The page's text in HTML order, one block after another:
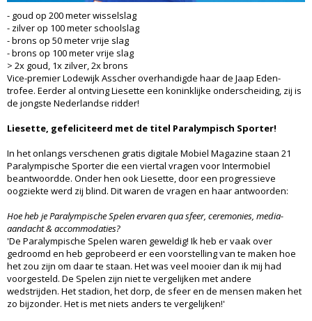
- goud op 200 meter wisselslag
- zilver op 100 meter schoolslag
- brons op 50 meter vrije slag
- brons op 100 meter vrije slag
> 2x goud, 1x zilver, 2x brons
Vice-premier Lodewijk Asscher overhandigde haar de Jaap Eden-
trofee. Eerder al ontving Liesette een koninklijke onderscheiding, zij is
de jongste Nederlandse ridder!
Liesette, gefeliciteerd met de titel Paralympisch Sporter!
In het onlangs verschenen gratis digitale Mobiel Magazine staan 21
Paralympische Sporter die een viertal vragen voor Intermobiel
beantwoordde. Onder hen ook Liesette, door een progressieve
oogziekte werd zij blind. Dit waren de vragen en haar antwoorden:
Hoe heb je Paralympische Spelen ervaren qua sfeer, ceremonies, media-
aandacht & accommodaties?
'De Paralympische Spelen waren geweldig! Ik heb er vaak over
gedroomd en heb geprobeerd er een voorstelling van te maken hoe
het zou zijn om daar te staan. Het was veel mooier dan ik mij had
voorgesteld. De Spelen zijn niet te vergelijken met andere
wedstrijden. Het stadion, het dorp, de sfeer en de mensen maken het
zo bijzonder. Het is met niets anders te vergelijken!'